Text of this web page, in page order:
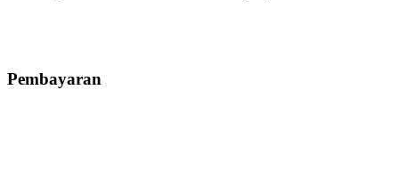
bale2 dan kursi teras saya sudah saya terima dan p...
Pembayaran